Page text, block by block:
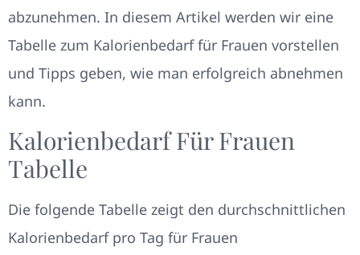
abzunehmen. In diesem Artikel werden wir eine
Tabelle zum Kalorienbedarf für Frauen vorstellen
und Tipps geben, wie man erfolgreich abnehmen
kann.
Kalorienbedarf Für Frauen
Tabelle
Die folgende Tabelle zeigt den durchschnittlichen
Kalorienbedarf pro Tag für Frauen